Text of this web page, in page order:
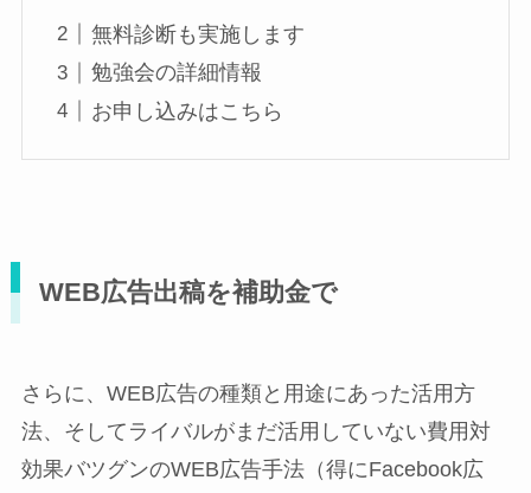
無料診断も実施します
勉強会の詳細情報
お申し込みはこちら
WEB広告出稿を補助金で
さらに、WEB広告の種類と用途にあった活用方
法、そしてライバルがまだ活用していない費用対
効果バツグンのWEB広告手法（得にFacebook広